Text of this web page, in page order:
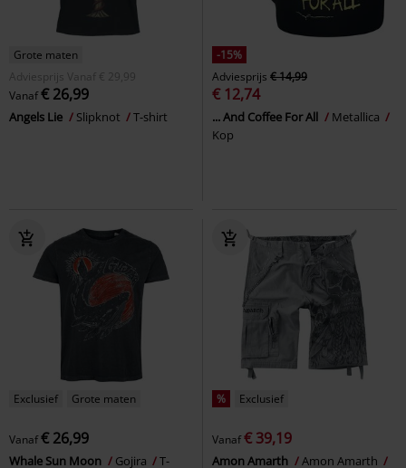
Grote maten
Adviesprijs
Vanaf € 29,99
Vanaf€ 26,99
Angels Lie Slipknot T-shirt
-15%
Adviesprijs € 14,99
€ 12,74
... And Coffee For All
Metallica
Kop
Exclusief Grote maten
Vanaf€ 26,99
Whale Sun Moon Gojira T-
% Exclusief
Vanaf€ 39,19
Amon Amarth Amon Amarth